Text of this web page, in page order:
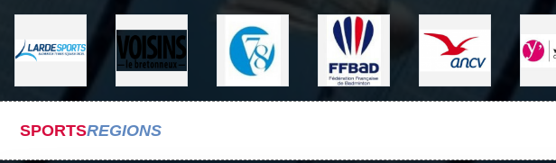
SPORTSREGIONS